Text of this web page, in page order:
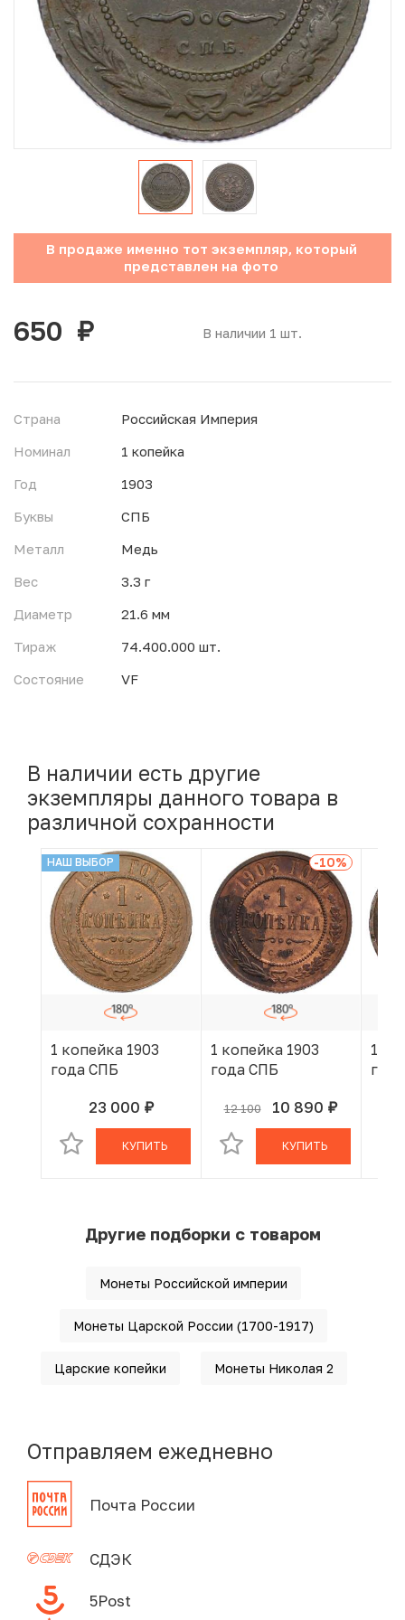
Юбилейные монеты Банка России (с 1999 года)
Памятные и инвестиционные монеты СССР и России
Иностранные монеты
Неофициальные выпуски монет (Unusual)
Античные и средневековые монеты
Наборы монет
Инвестиционные монеты
В продаже именно тот экземпляр, который
представлен на фото
В наличии 1 шт.
650 руб.
Страна
Российская Империя
Номинал
1 копейка
Год
1903
Буквы
СПБ
Металл
Медь
Вес
3.3 г
Диаметр
21.6 мм
Тираж
74.400.000 шт.
Состояние
VF
В наличии есть другие
экземпляры данного товара в
различной сохранности
НАШ ВЫБОР
1 копейка 1903
года СПБ
23 000 руб.
В КОРЗИНЕ
КУПИТЬ
-10%
1 копейка 1903
года СПБ
12 100 10 890 руб.
В КОРЗИНЕ
КУПИТЬ
1
Другие подборки с товаром
Монеты Российской империи
Монеты Царской России (1700-1917)
Царские копейки Монеты Николая 2
Отправляем ежедневно
Почта России
СДЭК
5Post